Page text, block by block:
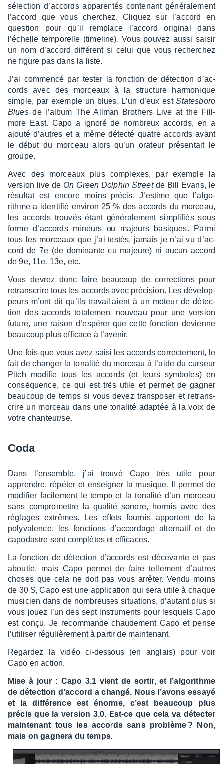
sélec­tion d’ac­cords appa­ren­tés conte­nant géné­ra­le­ment
l’ac­cord que vous cher­chez. Cliquez sur l’ac­cord en
ques­tion pour qu’il remplace l’ac­cord origi­nal dans
l’échelle tempo­relle (time­line). Vous pouvez aussi saisir
un nom d’ac­cord diffé­rent si celui que vous recher­chez
ne figure pas dans la liste.
J’ai commencé par tester la fonc­tion de détec­tion d’ac­
cords avec des morceaux à la struc­ture harmo­nique
simple, par exemple un blues. L’un d’eux estStates­boro
Bluesde l’al­bum The Allman Brothers Live at the Fill­
more East. Capo a ignoré de nombreux accords, en a
ajouté d’autres et a même détecté quatre accords avant
le début du morceau alors qu’un orateur présen­tait le
groupe.
Avec des morceaux plus complexes, par exemple la
version live de On Green Dolphin Streetde Bill Evans, le
résul­tat est encore moins précis. J’es­time que l’al­go­
rithme a iden­ti­fié envi­ron 25 % des accords du morceau,
les accords trou­vés étant géné­ra­le­ment simpli­fiés sous
forme d’ac­cords mineurs ou majeurs basiques. Parmi
tous les morceaux que j’ai testés, jamais je n’ai vu d’ac­
cord de 7e (de domi­nante ou majeure) ni aucun accord
de 9e, 11e, 13e, etc.
Vous devrez donc faire beau­coup de correc­tions pour
retrans­crire tous les accords avec préci­sion. Les déve­lop­
peurs m’ont dit qu’ils travaillaient à un moteur de détec­
tion des accords tota­le­ment nouveau pour une version
future, une raison d’es­pé­rer que cette fonc­tion devienne
beau­coup plus effi­cace à l’ave­nir.
Une fois que vous avez saisi les accords correc­te­ment, le
fait de chan­ger la tona­lité du morceau à l’aide du curseur
Pitch modi­fie tous les accords (et leurs symboles) en
consé­quence, ce qui est très utile et permet de gagner
beau­coup de temps si vous devez trans­po­ser et retrans­
crire un morceau dans une tona­lité adap­tée à la voix de
votre chan­teur/se.
Coda
Dans l’en­semble, j’ai trouvé Capo très utile pour
apprendre, répé­ter et ensei­gner la musique. Il permet de
modi­fier faci­le­ment le tempo et la tona­lité d’un morceau
sans compro­mettre la qualité sonore, hormis avec des
réglages extrêmes. Les effets four­nis apportent de la
poly­va­lence, les fonc­tions d’ac­cor­dage alter­na­tif et de
capo­dastre sont complètes et effi­caces.
La fonc­tion de détec­tion d’ac­cords est déce­vante et pas
abou­tie, mais Capo permet de faire telle­ment d’autres
choses que cela ne doit pas vous arrê­ter. Vendu moins
de 30 $, Capo est une appli­ca­tion qui sera utile à chaque
musi­cien dans de nombreuses situa­tions, d’au­tant plus si
vous jouez l’un des sept instru­ments pour lesquels Capo
est conçu. Je recom­mande chau­de­ment Capo et pense
l’uti­li­ser régu­liè­re­ment à partir de main­te­nant.
Regar­dez la vidéo ci-dessous (en anglais) pour voir
Capo en action.
Mise à jour : Capo 3.1 vient de sortir, et l’al­go­rithme
de détec­tion d’ac­cord a changé. Nous l’avons essayé
et la diffé­rence est énorme, c’est beau­coup plus
précis que la version 3.0. Est-ce que cela va détec­ter
main­te­nant tous les accords sans problème ? Non,
mais on gagnera du temps.